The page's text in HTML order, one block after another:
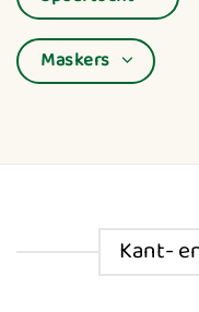
Maskers
Kant-